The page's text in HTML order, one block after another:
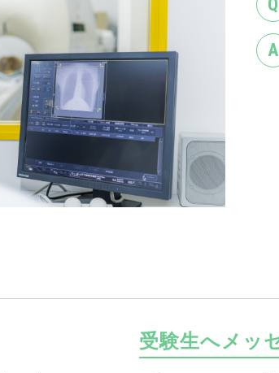
受験生へメッ